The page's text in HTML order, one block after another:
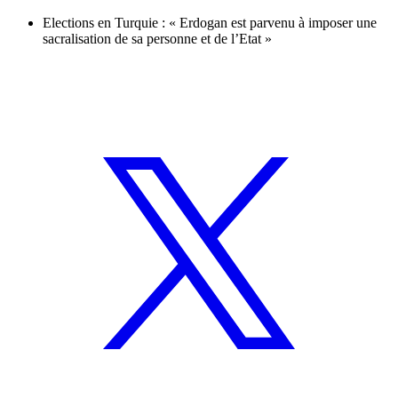
Elections en Turquie : « Erdogan est parvenu à imposer une
sacralisation de sa personne et de l’Etat »